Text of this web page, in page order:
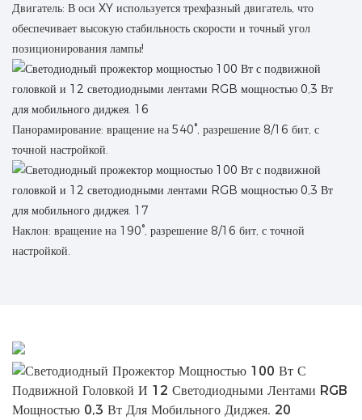
Двигатель: В оси XY используется трехфазный двигатель, что
обеспечивает высокую стабильность скорости и точный угол
позиционирования лампы!
Панорамирование: вращение на 540°, разрешение 8/16 бит, с
точной настройкой.
Наклон: вращение на 190°, разрешение 8/16 бит, с точной
настройкой.